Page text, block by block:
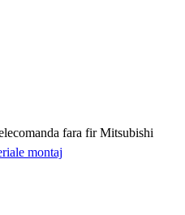
fara fir Mitsubishi
montaj